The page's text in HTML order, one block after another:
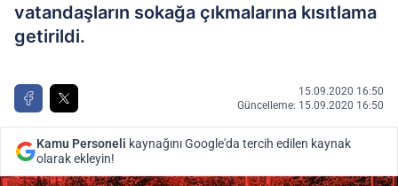
vatandaşların sokağa çıkmalarına kısıtlama
getirildi.
15.09.2020 16:50
Güncelleme: 15.09.2020 16:50
Kamu Personeli kaynağını Google'da tercih edilen kaynak
olarak ekleyin!